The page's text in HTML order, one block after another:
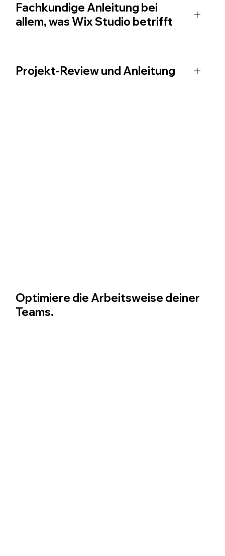
Fachkundige Anleitung bei
allem, was Wix Studio betrifft
Projekt-Review und Anleitung
Optimiere die Arbeitsweise deiner
Teams.